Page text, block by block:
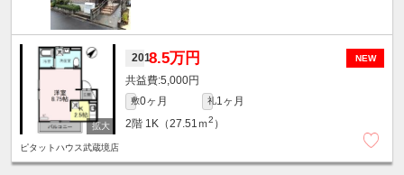
NEW
2018.5万円
5,000円
敷0ヶ月 礼1ヶ月
2階 1K（27.51ｍ2 ）
ピタットハウス武蔵境店